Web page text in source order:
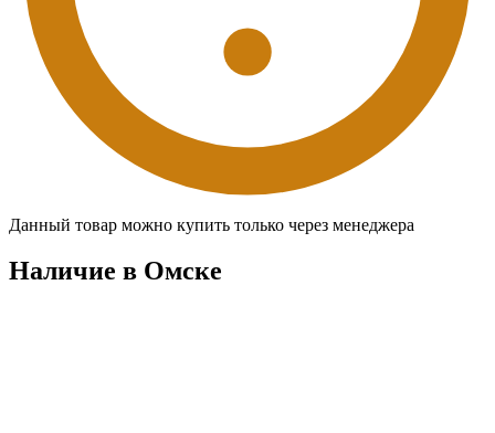
Данный товар можно купить только через менеджера
Наличие в Омскe